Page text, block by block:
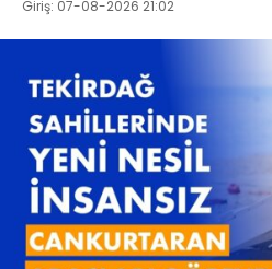
Giriş: 07-08-2026 21:02